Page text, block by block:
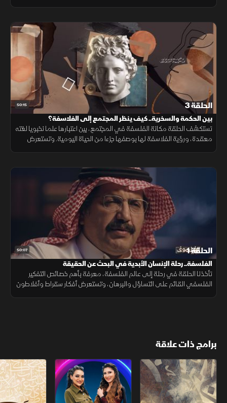
50:15 الحلقة 3
بين الحكمة والسخرية.. كيف ينظر المجتمع إلى الفلاسفة؟
تستكشف الحلقة مكانة الفلسفة في المجتمع، بين اعتبارها علما نخبويا لغته
معقدة، ورؤية الفلاسفة لها بوصفها جزءا من الحياة اليومية. وتستعرض
50:07 الحلقة 1
الفلسفة.. رحلة الإنسان الأبدية في البحث عن الحقيقة
تأخذنا الحلقة في رحلة إلى عالم الفلسفة، معرفة بأهم خصائص التفكير
الفلسفي القائم على التساؤل والبرهان، وتستعرض أفكار سقراط وأفلاطون
برامج ذات علاقة
الشقر ستوديو ستايلي أسمار